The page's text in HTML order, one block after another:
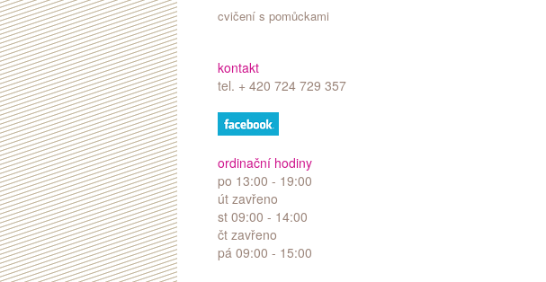
cvičení s pomůckami
kontakt
tel. + 420 724 729 357
ordinační hodiny
po 13:00 - 19:00
út zavřeno
st 09:00 - 14:00
čt zavřeno
pá 09:00 - 15:00